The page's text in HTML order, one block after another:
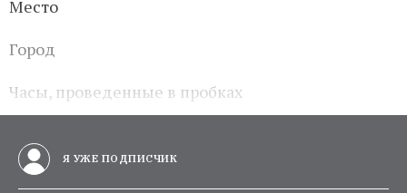
Место
Город
Часы, проведенные в пробках
Я УЖЕ ПОДПИСЧИК